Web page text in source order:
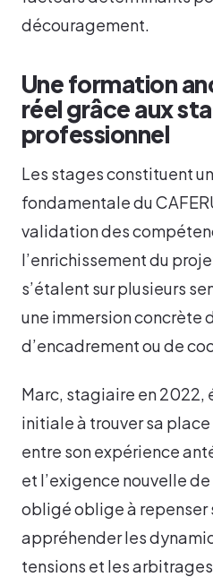
découragement.
Une formation
réel grâce aux
professionnel
Les stages constituent
fondamentale du
validation des
l’enrichissement du
s’étalent sur plusieurs
une immersion concrète
d’encadrement ou de
Marc, stagiaire en
initiale à trouver sa
entre son expérience
et l’exigence nouvelle
obligé oblige à repenser
appréhender les
tensions et les